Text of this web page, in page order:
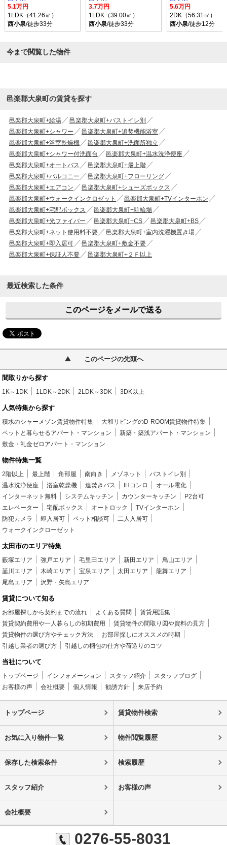
5.1万円
1LDK（41.26㎡）
西小泉/徒歩33分
3.7万円
1LDK（39.00㎡）
西小泉/徒歩33分
5.6万円
2DK（56.31㎡）
西小泉/徒歩12分
今まで閲覧した物件
邑楽郡大泉町の賃貸を探す
邑楽郡大泉町+給湯
邑楽郡大泉町+バストイレ別
邑楽郡大泉町+シャワー
邑楽郡大泉町+追焚機能浴室
邑楽郡大泉町+浴室乾燥機
邑楽郡大泉町+洗面所独立
邑楽郡大泉町+シャワー付洗面台
邑楽郡大泉町+温水洗浄便座
邑楽郡大泉町+オートバス
邑楽郡大泉町+最上階
邑楽郡大泉町+バルコニー
邑楽郡大泉町+フローリング
邑楽郡大泉町+エアコン
邑楽郡大泉町+シューズボックス
邑楽郡大泉町+ウォークインクロゼット
邑楽郡大泉町+TVインターホン
邑楽郡大泉町+宅配ボックス
邑楽郡大泉町+駐輪場
邑楽郡大泉町+光ファイバー
邑楽郡大泉町+CS
邑楽郡大泉町+BS
邑楽郡大泉町+ネット使用料不要
邑楽郡大泉町+室内洗濯機置き場
邑楽郡大泉町+即入居可
邑楽郡大泉町+敷金不要
邑楽郡大泉町+保証人不要
邑楽郡大泉町+２Ｆ以上
最近検索した条件
このページをメールで送る
このページの先頭へ
間取りから探す
1K～1DK 1LDK～2DK 2LDK～3DK 3DK以上
人気特集から探す
積水のシャーメゾン賃貸物件特集
大和リビングのD-ROOM賃貸物件特集
ペットと暮らせるアパート・マンション
新築・築浅アパート・マンション
敷金・礼金ゼロアパート・マンション
物件特集一覧
2階以上 最上階 角部屋 南向き メゾネット
バストイレ別
温水洗浄便座
浴室乾燥機 追焚きバス IHコンロ
オール電化
インターネット無料
システムキッチン カウンターキッチン
P2台可
エレベーター
宅配ボックス オートロック
TVインターホン
防犯カメラ
即入居可 ペット相談可
二人入居可
ウォークインクローゼット
太田市のエリア特集
藪塚エリア 強戸エリア 毛里田エリア 新田エリア
鳥山エリア
韮川エリア
木崎エリア 宝泉エリア 太田エリア
龍舞エリア
尾島エリア
沢野・矢島エリア
賃貸について知る
お部屋探しから契約までの流れ よくある質問
賃貸用語集
賃貸契約費用や一人暮らしの初期費用
賃貸物件の間取り図や資料の見方
賃貸物件の選び方やチェック方法
お部屋探しにオススメの時期
引越し業者の選び方
引越しの梱包の仕方や荷造りのコツ
当社について
トップページ インフォメーション スタッフ紹介
スタッフブログ
お客様の声
会社概要 個人情報 勧誘方針 来店予約
トップページ 賃貸物件検索
お気に入り物件一覧 物件閲覧履歴
保存した検索条件 検索履歴
スタッフ紹介 お客様の声
会社概要
0276-55-8031